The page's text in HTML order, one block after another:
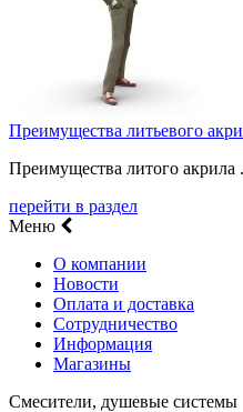
Преимущества литьевого
Преимущества литого акрила
перейти в раздел
Меню
О компании
Новости
Оплата и доставка
Сотрудничество
Информация
Магазины
Смесители, душевые системы